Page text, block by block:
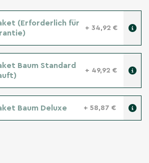
(Erforderlich für
+ 34,92 €
Baum Standard
+ 49,92 €
Baum Deluxe + 58,87 €